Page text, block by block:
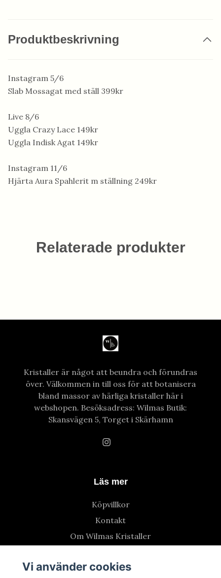
Produktbeskrivning
Instagram 5/6
Slab Mossagat med ställ 399kr
Live 8/6
Uggla Crazy Lace 149kr
Uggla Indisk Agat 149kr
Instagram 11/6
Hjärta Aura Spahlerit m ställning 249kr
Relaterade produkter
Kristaller är något att beundra och förundras
över. Välkommen in till oss för att botanisera
bland massor av härliga kristaller här i
webshopen. Besöksadress: Wilmas Butik:
Skansvägen 5, Torget i Skärhamn
Läs mer
Köpvillkor
Kontakt
Om Wilmas Kristaller
Vi använder cookies